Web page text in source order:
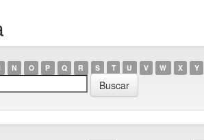
N O P Q R S T U V W X Y